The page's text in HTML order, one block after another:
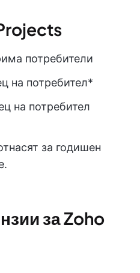
потребители
на потребител*
на потребител
за годишен
за Zoho